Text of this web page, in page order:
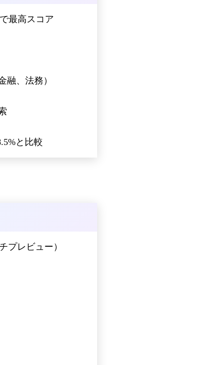
最高スコア
融、法務）
と比較
プレビュー）